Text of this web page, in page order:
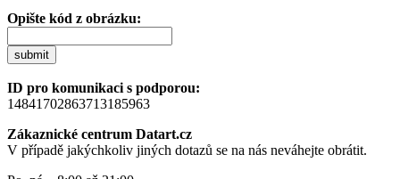
Opište kód z obrázku:
submit
ID pro komunikaci s podporou:
14841702863713185963
Zákaznické centrum Datart.cz
V případě jakýchkoliv jiných dotazů se na nás neváhejte obrátit.